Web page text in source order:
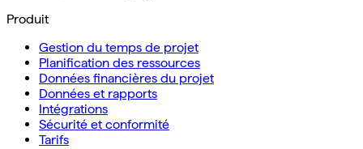
Produit
Gestion du temps de projet
Planification des ressources
Données financières du projet
Données et rapports
Intégrations
Sécurité et conformité
Tarifs